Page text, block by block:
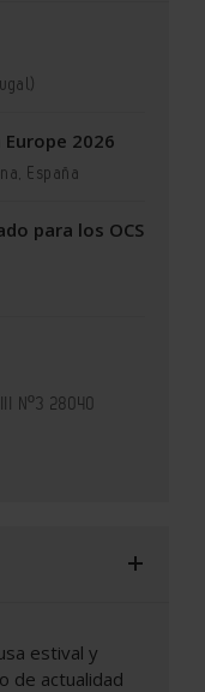
2026
España
para los OCS
Nº3 28040
estival y
de actualidad